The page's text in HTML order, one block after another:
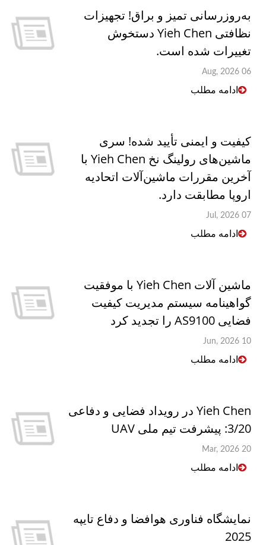
به‌روزرسانی تمیز و براق! تجهیزات
نظافتی Yieh Chen دستخوش
تغییرات شده است.
06 Aug, 2026
ادامه مطلب
کیفیت و ایمنی تأیید شده! سری
ماشین‌های رولینگ نخ Yieh Chen با
آخرین مقررات ماشین‌آلات اتحادیه
اروپا مطابقت دارد.
07 Jul, 2026
ادامه مطلب
ماشین آلات Yieh Chen با موفقیت
گواهینامه سیستم مدیریت کیفیت
فضایی AS9100 را تجدید کرد
10 Jun, 2026
ادامه مطلب
Yieh Chen در رویداد فضایی و دفاعی
3/20: پیشرفت تیم ملی UAV
20 Mar, 2026
ادامه مطلب
نمایشگاه فناوری هوافضا و دفاع تایپه
2025